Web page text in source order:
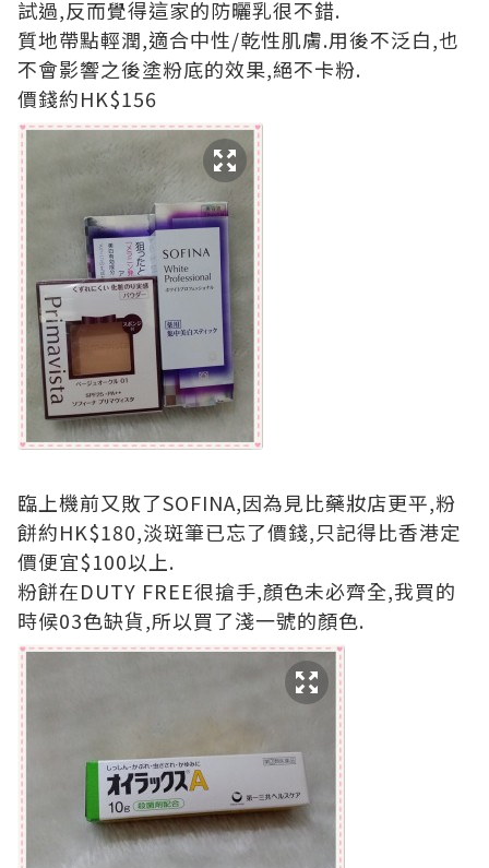
試過,反而覺得這家的防曬乳很不錯.
質地帶點輕潤,適合中性/乾性肌膚.用後不泛白,也
不會影響之後塗粉底的效果,絕不卡粉.
價錢約HK$156
臨上機前又敗了SOFINA,因為見比藥妝店更平,粉
餅約HK$180,淡斑筆已忘了價錢,只記得比香港定
價便宜$100以上.
粉餅在DUTY FREE很搶手,顏色未必齊全,我買的
時候03色缺貨,所以買了淺一號的顏色.